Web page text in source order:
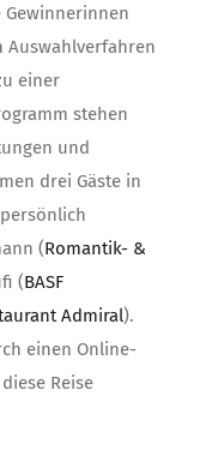
Gewinnerinnen
Auswahlverfahren
einer
stehen
und
drei Gäste in
(Romantik- &
(BASF
Admiral).
einen Online-
Reise